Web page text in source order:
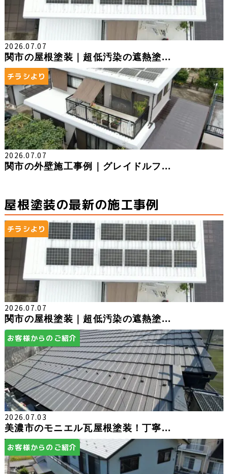
2026.07.07
関市の屋根塗装｜超低汚染の遮熱塗...
チラシより
2026.07.07
関市の外壁施工事例｜グレイドルフ...
屋根塗装の最新の施工事例
チラシより
2026.07.07
関市の屋根塗装｜超低汚染の遮熱塗...
お客様からのご紹介
2026.07.03
美濃市のモニエル瓦屋根塗装！丁寧...
お客様からのご紹介